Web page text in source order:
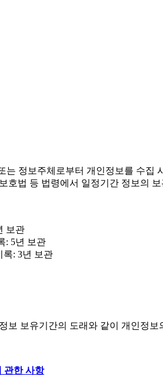
는 정보주체로부터 개인정보를 수
호법 등 법령에서 일정기간 정보의
보관
: 5년 보관
록: 3년 보관
보 보유기간의 도래와 같이 개인정
관한 사항